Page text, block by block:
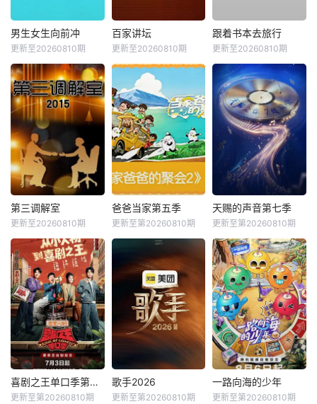
男生女生向前冲
更新至20260810期
百家讲坛
更新至20260810期
跟着书本去旅行
更新至20260810期
第三调解室
更新至20260810期
爸爸当家第五季
更新至第20260810期
天赐的声音第七季
更新至第20260810期
喜剧之王单口季第三季
更新至第20260810期
歌手2026
更新至第20260810期
一路向海的少年
更新至第20260810期